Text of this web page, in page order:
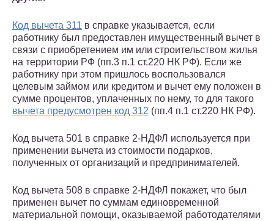
Код вычета 311 в справке указывается, если
работнику был предоставлен имущественный вычет в
связи с приобретением им или строительством жилья
на территории РФ (пп.3 п.1 ст.220 НК РФ). Если же
работнику при этом пришлось воспользовался
целевым займом или кредитом и вычет ему положен в
сумме процентов, уплаченных по нему, то для такого
вычета предусмотрен код 312 (пп.4 п.1 ст.220 НК РФ).
Код вычета 501 в справке 2-НДФЛ используется при
применении вычета из стоимости подарков,
полученных от организаций и предпринимателей.
Код вычета 508 в справке 2-НДФЛ покажет, что был
применен вычет по суммам единовременной
материальной помощи, оказываемой работодателями